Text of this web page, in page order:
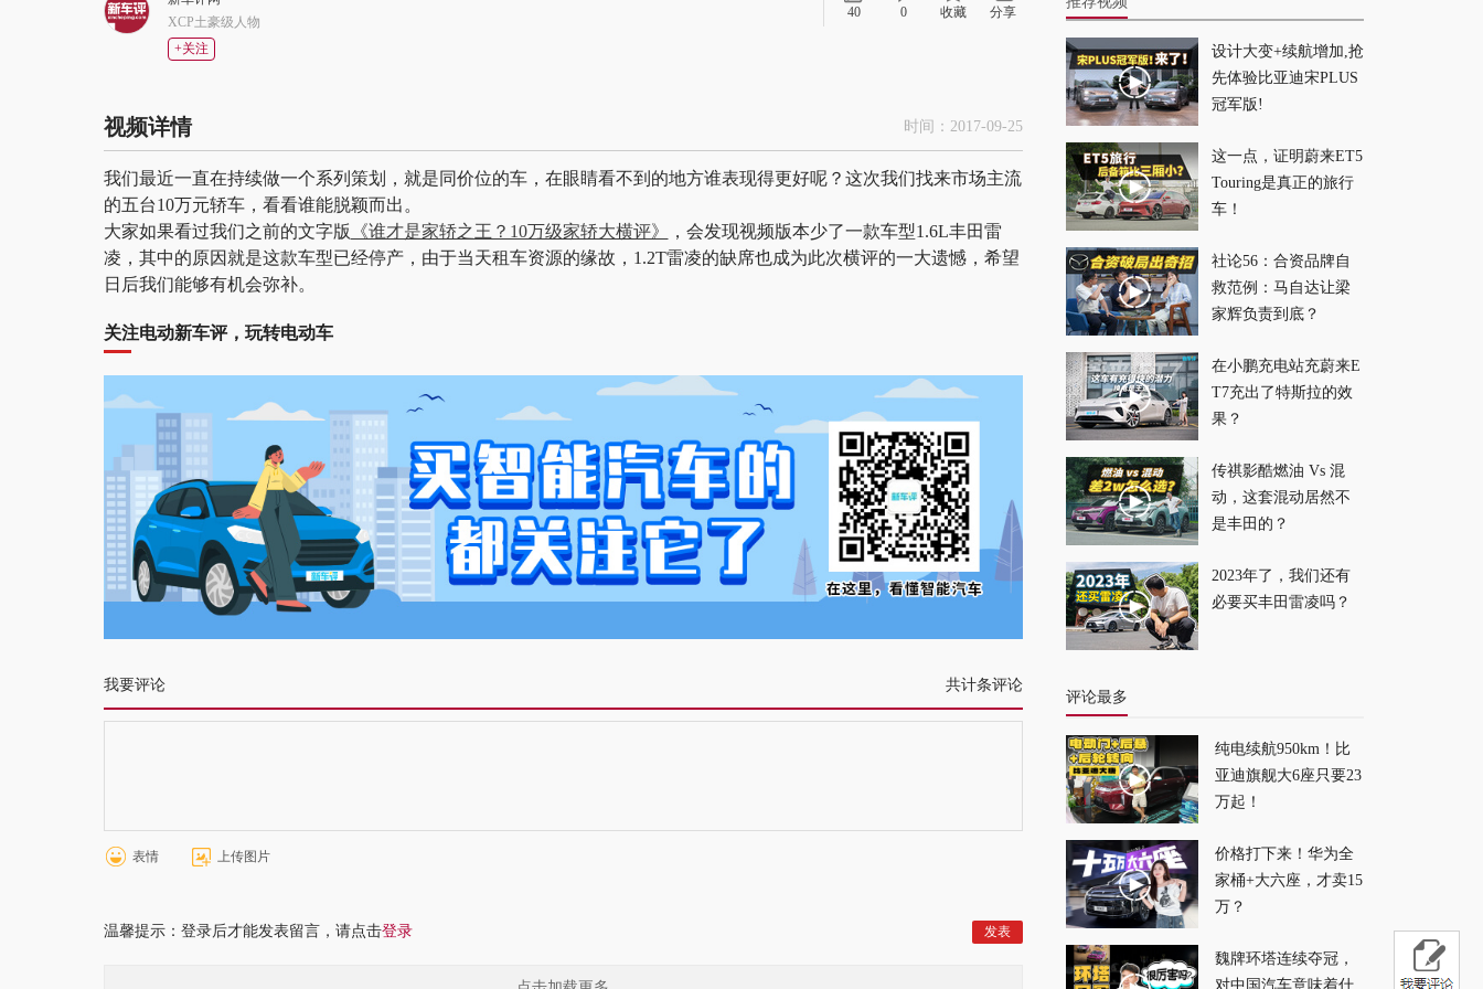
老婆我错了 ！比完这
几项我发现最好的奶
爸车不是它
2025-09-08
曾经50万的进口车，
现在不如这台国产越
还在纠结合资电车？
纠结
2025-06-09
台燃油SUV才是最优
解
2025-05-28
城区用车，原
来“它”才是最好的选
XCP土豪级人物
+关注
40 0 收藏 分享
视频详情 时间：2017-09-25
我们最近一直在持续做一个系列策划，就是同价位的车，在眼睛看不到的地方谁表现得更好呢？这次我们找来市场主流
的五台10万元轿车，看看谁能脱颖而出。
大家如果看过我们之前的文字版 《谁才是家轿之王？10万级家轿大横评》
，会发现视频版本少了一款车型1.6L丰田雷
凌，其中的原因就是这款车型已经停产，由于当天租车资源的缘故，1.2T雷凌的缺席也成为此次横评的一大遗憾，希望
日后我们能够有机会弥补。
关注电动新车评，玩转电动车
共计条评论
我要评论
表情 上传图片
温馨提示：登录后才能发表留言，请点击登录
设计大变+续航增加,抢
先体验比亚迪宋PLUS
冠军版!
这一点，证明蔚来ET5
Touring是真正的旅行
车！
社论56：合资品牌自
救范例：马自达让梁
家辉负责到底？
在小鹏充电站充蔚来E
T7充出了特斯拉的效
果？
传祺影酷燃油 Vs 混
动，这套混动居然不
是丰田的？
2023年了，我们还有
必要买丰田雷凌吗？
评论最多
纯电续航950km！比
亚迪旗舰大6座只要23
万起！
价格打下来！华为全
家桶+大六座，才卖15
万？
魏牌环塔连续夺冠，
对中国汽车意味着什